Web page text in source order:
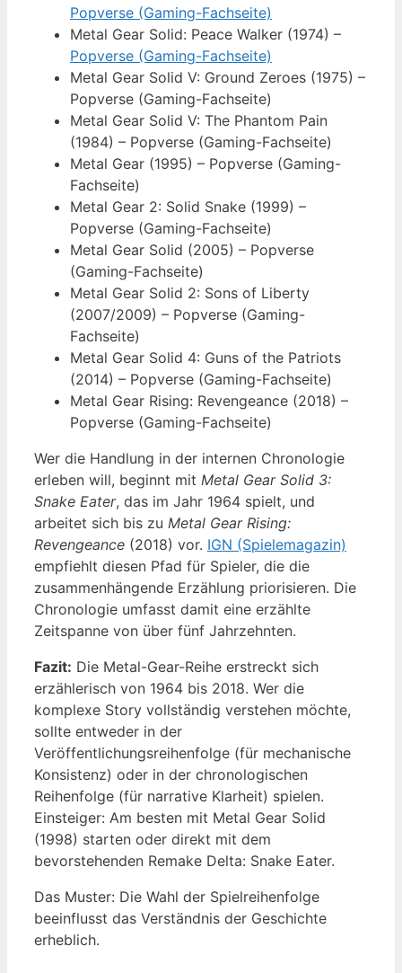
Popverse (Gaming-Fachseite)
Metal Gear Solid: Peace Walker (1974) –
Popverse (Gaming-Fachseite)
Metal Gear Solid V: Ground Zeroes (1975) –
Popverse (Gaming-Fachseite)
Metal Gear Solid V: The Phantom Pain
(1984) – Popverse (Gaming-Fachseite)
Metal Gear (1995) – Popverse (Gaming-
Fachseite)
Metal Gear 2: Solid Snake (1999) –
Popverse (Gaming-Fachseite)
Metal Gear Solid (2005) – Popverse
(Gaming-Fachseite)
Metal Gear Solid 2: Sons of Liberty
(2007/2009) – Popverse (Gaming-
Fachseite)
Metal Gear Solid 4: Guns of the Patriots
(2014) – Popverse (Gaming-Fachseite)
Metal Gear Rising: Revengeance (2018) –
Popverse (Gaming-Fachseite)
Wer die Handlung in der internen Chronologie
erleben will, beginnt mit Metal Gear Solid 3:
Snake Eater, das im Jahr 1964 spielt, und
arbeitet sich bis zu Metal Gear Rising:
Revengeance (2018) vor. IGN (Spielemagazin)
empfiehlt diesen Pfad für Spieler, die die
zusammenhängende Erzählung priorisieren. Die
Chronologie umfasst damit eine erzählte
Zeitspanne von über fünf Jahrzehnten.
Fazit: Die Metal-Gear-Reihe erstreckt sich
erzählerisch von 1964 bis 2018. Wer die
komplexe Story vollständig verstehen möchte,
sollte entweder in der
Veröffentlichungsreihenfolge (für mechanische
Konsistenz) oder in der chronologischen
Reihenfolge (für narrative Klarheit) spielen.
Einsteiger: Am besten mit Metal Gear Solid
(1998) starten oder direkt mit dem
bevorstehenden Remake Delta: Snake Eater.
Das Muster: Die Wahl der Spielreihenfolge
beeinflusst das Verständnis der Geschichte
erheblich.